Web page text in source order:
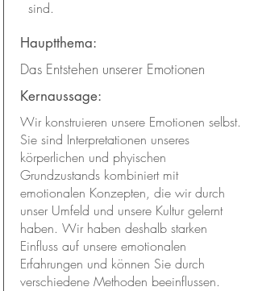
sind.
Hauptthema:
Das Entstehen unserer Emotionen
Kernaussage:
Wir konstruieren unsere Emotionen selbst.
Sie sind Interpretationen unseres
körperlichen und phyischen
Grundzustands kombiniert mit
emotionalen Konzepten, die wir durch
unser Umfeld und unsere Kultur gelernt
haben. Wir haben deshalb starken
Einfluss auf unsere emotionalen
Erfahrungen und können Sie durch
verschiedene Methoden beeinflussen.